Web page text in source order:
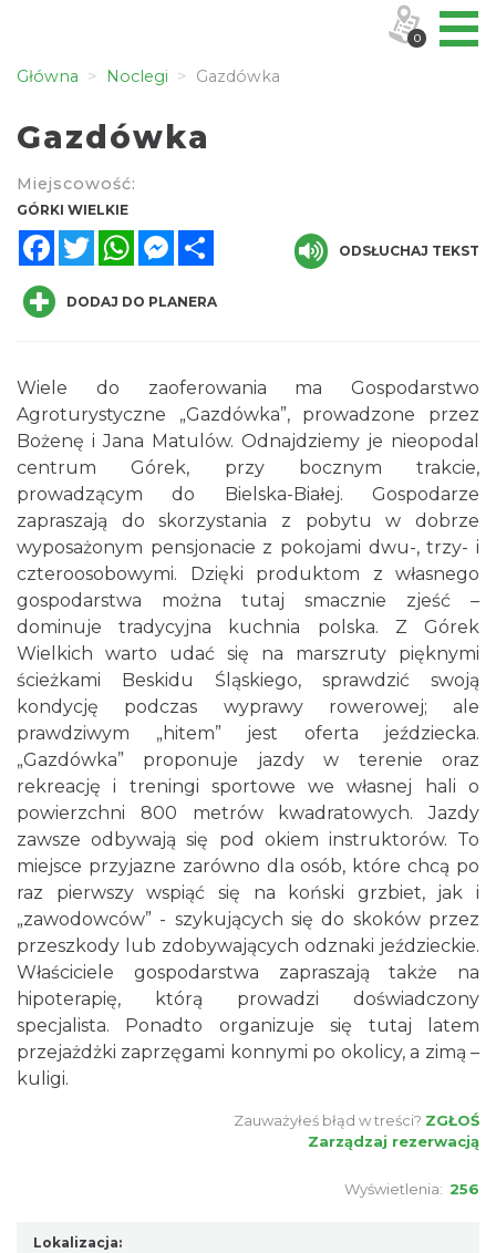
Główna Noclegi Gazdówka
Gazdówka
Miejscowość:
GÓRKI WIELKIE
FacebookTwitterWhatsAppMessenger
ODSŁUCHAJ TEKST
DODAJ DO PLANERA
Wiele do zaoferowania ma Gospodarstwo
Agroturystyczne „Gazdówka”, prowadzone przez
Bożenę i Jana Matulów. Odnajdziemy je nieopodal
centrum Górek, przy bocznym trakcie,
prowadzącym do Bielska-Białej. Gospodarze
zapraszają do skorzystania z pobytu w dobrze
wyposażonym pensjonacie z pokojami dwu-, trzy- i
czteroosobowymi. Dzięki produktom z własnego
gospodarstwa można tutaj smacznie zjeść –
dominuje tradycyjna kuchnia polska. Z Górek
Wielkich warto udać się na marszruty pięknymi
ścieżkami Beskidu Śląskiego, sprawdzić swoją
kondycję podczas wyprawy rowerowej; ale
prawdziwym „hitem” jest oferta jeździecka.
„Gazdówka” proponuje jazdy w terenie oraz
rekreację i treningi sportowe we własnej hali o
powierzchni 800 metrów kwadratowych. Jazdy
zawsze odbywają się pod okiem instruktorów. To
miejsce przyjazne zarówno dla osób, które chcą po
raz pierwszy wspiąć się na koński grzbiet, jak i
„zawodowców” - szykujących się do skoków przez
przeszkody lub zdobywających odznaki jeździeckie.
Właściciele gospodarstwa zapraszają także na
hipoterapię, którą prowadzi doświadczony
specjalista. Ponadto organizuje się tutaj latem
przejażdżki zaprzęgami konnymi po okolicy, a zimą –
kuligi.
Zauważyłeś błąd w treści? ZGŁOŚ
Zarządzaj rezerwacją
Wyświetlenia: 256
Lokalizacja:
0